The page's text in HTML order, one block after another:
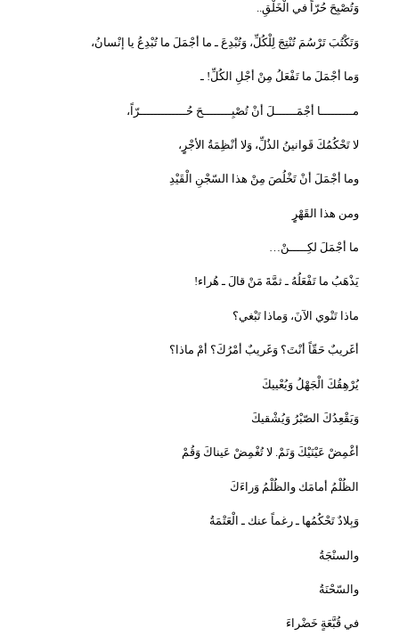
وَتُصْبِحَ حُرّاً في الْخَلْقِ..
وَتَكْتُبَ تَرْسُمَ تُنْتِجَ لِلْكُلِّ، وَتُبْدِعَ ـ ما أجْمَلَ ما تُبْدِعُ يا إنْسانُ،
وَما أجْمَلَ ما تَفْعَلُ مِنْ أجْلِ الكُلِّ! ـ
مـــــــــا أجْمَــــــلَ أنْ تُصْبِــــــــحَ حُـــــــــــــرّاً،
لا تَحْكُمُكَ قَوانينُ الذُلِّ، وَلا أنْظِمَةُ الأجْرٍِ،
وما أجْمَلَ أنْ تَخْلُصَ مِنْ هذا السّجْنِ الْقَيْدِ
ومن هذا القَهْرٍِ
ما أجْمَلَ لكِـــــنْ…
يَذْهَبُ ما تَفْعَلُهُ ـ ثمَّةَ مَنْ قالَ ـ هُراء!
ماذا تَنْوي الآنَ، وَماذا تَبْغي؟
أغَريبٌ حَقّاً أنْتَ؟ وَغَريبٌ أمْرُكَ؟ أمْ ماذا؟
يُرْهِقُكَ الْجَهْلُ وَيُعْييكَ
وَيَقْعِدُكَ الصّبْرُ وَيُشْقيكَ
أغْمِضْ عَيْنَيْكَ وَنَمْ. لا تُغْمِضْ عَيناكَ وَقُمْ
الظُلْمُ أمامَك والظُلْمُ وَراءَكَ
وَبِلادٌ تَحْكُمُها ـ رغماً عنك ـ الْعَتْمَةُ
والسنْجَةُ
والسّحْنَةُ
في قُبَّعَةٍ خَضْراءَ